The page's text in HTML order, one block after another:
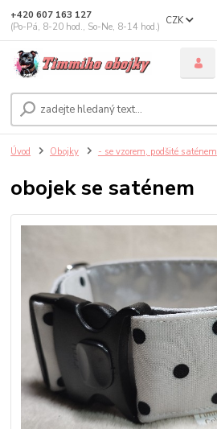
CZK
+420 607 163 127
(Po-Pá, 8-20 hod., So-Ne, 8-14 hod.)
Úvod Obojky - se vzorem, podšité saténem
obojek se saténem